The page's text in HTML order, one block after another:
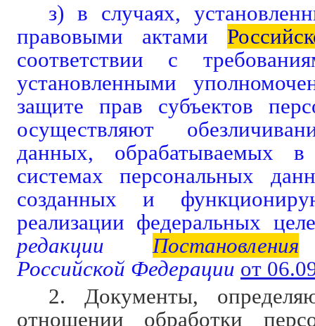
з) в случаях,
правовыми актами
соответствии с
установленными
защите прав субъектов
осуществляют
данных, обрабатываемых
системах персональных
созданных и
реализации федеральных
редакцииПостановления
Российской Федерации от
2. Документы,
отношении обработки